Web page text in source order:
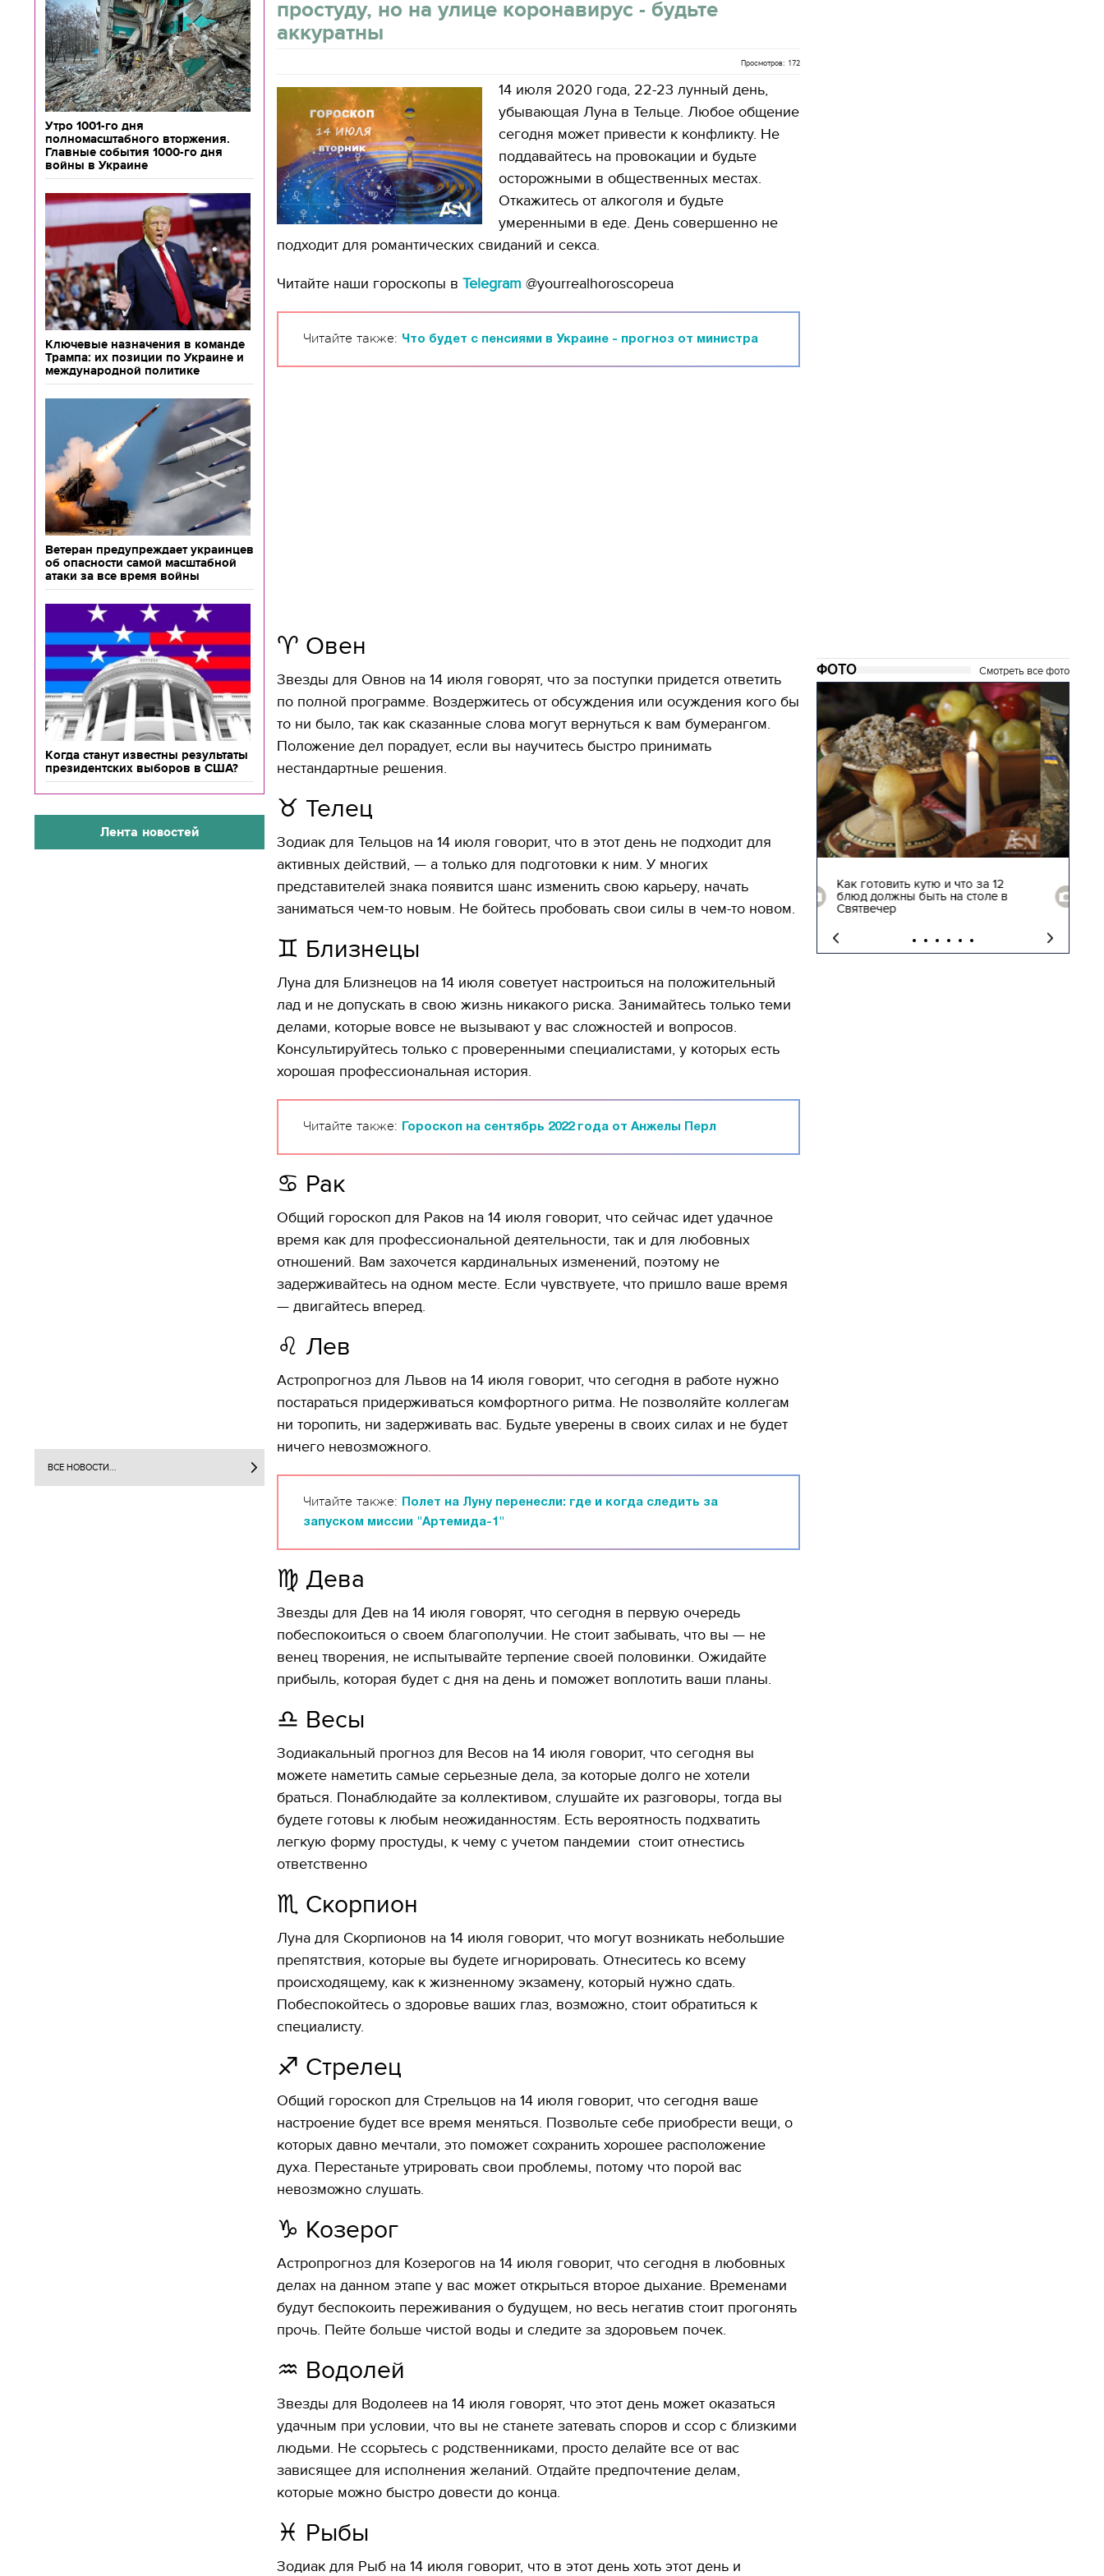
Утро 1001-го дня
полномасштабного вторжения.
Главные события 1000-го дня
войны в Украине
Ключевые назначения в команде
Трампа: их позиции по Украине и
международной политике
Ветеран предупреждает украинцев
об опасности самой масштабной
атаки за все время войны
Когда станут известны результаты
президентских выборов в США?
Лента новостей
ВСЕ НОВОСТИ...
простуду, но на улице коронавирус - будьте
аккуратны
Просмотров: 172
14 июля 2020 года, 22-23 лунный день,
убывающая Луна в Тельце. Любое общение
сегодня может привести к конфликту. Не
поддавайтесь на провокации и будьте
осторожными в общественных местах.
Откажитесь от алкоголя и будьте
умеренными в еде. День совершенно не
подходит для романтических свиданий и секса.
Читайте наши гороскопы в Telegram @yourrealhoroscopeua
Читайте также: Что будет с пенсиями в Украине - прогноз от министра
♈️ Овен
Звезды для Овнов на 14 июля говорят, что за поступки придется ответить
по полной программе. Воздержитесь от обсуждения или осуждения кого бы
то ни было, так как сказанные слова могут вернуться к вам бумерангом.
Положение дел порадует, если вы научитесь быстро принимать
нестандартные решения.
♉️ Телец
Зодиак для Тельцов на 14 июля говорит, что в этот день не подходит для
активных действий, — а только для подготовки к ним. У многих
представителей знака появится шанс изменить свою карьеру, начать
заниматься чем-то новым. Не бойтесь пробовать свои силы в чем-то новом.
♊️ Близнецы
Луна для Близнецов на 14 июля советует настроиться на положительный
лад и не допускать в свою жизнь никакого риска. Занимайтесь только теми
делами, которые вовсе не вызывают у вас сложностей и вопросов.
Консультируйтесь только с проверенными специалистами, у которых есть
хорошая профессиональная история.
Читайте также: Гороскоп на сентябрь 2022 года от Анжелы Перл
♋️ Рак
Общий гороскоп для Раков на 14 июля говорит, что сейчас идет удачное
время как для профессиональной деятельности, так и для любовных
отношений. Вам захочется кардинальных изменений, поэтому не
задерживайтесь на одном месте. Если чувствуете, что пришло ваше время
— двигайтесь вперед.
♌️ Лев
Астропрогноз для Львов на 14 июля говорит, что сегодня в работе нужно
постараться придерживаться комфортного ритма. Не позволяйте коллегам
ни торопить, ни задерживать вас. Будьте уверены в своих силах и не будет
ничего невозможного.
Читайте также:
Полет на Луну перенесли: где и когда следить за
запуском миссии "Артемида-1"
♍️ Дева
Звезды для Дев на 14 июля говорят, что сегодня в первую очередь
побеспокоиться о своем благополучии. Не стоит забывать, что вы — не
венец творения, не испытывайте терпение своей половинки. Ожидайте
прибыль, которая будет с дня на день и поможет воплотить ваши планы.
♎️ Весы
Зодиакальный прогноз для Весов на 14 июля говорит, что сегодня вы
можете наметить самые серьезные дела, за которые долго не хотели
браться. Понаблюдайте за коллективом, слушайте их разговоры, тогда вы
будете готовы к любым неожиданностям. Есть вероятность подхватить
легкую форму простуды, к чему с учетом пандемии стоит отнестись
ответственно
♏️ Скорпион
Луна для Скорпионов на 14 июля говорит, что могут возникать небольшие
препятствия, которые вы будете игнорировать. Отнеситесь ко всему
происходящему, как к жизненному экзамену, который нужно сдать.
Побеспокойтесь о здоровье ваших глаз, возможно, стоит обратиться к
специалисту.
♐️ Стрелец
Общий гороскоп для Стрельцов на 14 июля говорит, что сегодня ваше
настроение будет все время меняться. Позвольте себе приобрести вещи, о
которых давно мечтали, это поможет сохранить хорошее расположение
духа. Перестаньте утрировать свои проблемы, потому что порой вас
невозможно слушать.
♑️ Козерог
Астропрогноз для Козерогов на 14 июля говорит, что сегодня в любовных
делах на данном этапе у вас может открыться второе дыхание. Временами
будут беспокоить переживания о будущем, но весь негатив стоит прогонять
прочь. Пейте больше чистой воды и следите за здоровьем почек.
♒️ Водолей
Звезды для Водолеев на 14 июля говорят, что этот день может оказаться
удачным при условии, что вы не станете затевать споров и ссор с близкими
людьми. Не ссорьтесь с родственниками, просто делайте все от вас
зависящее для исполнения желаний. Отдайте предпочтение делам,
которые можно быстро довести до конца.
♓️ Рыбы
Зодиак для Рыб на 14 июля говорит, что в этот день хоть этот день и
ФОТО Смотреть все фото
11.10.2017 | 16:22
Времена Руси: как выглядят
декорации к фильму
"Сторожевая застава"
04.01.2018 | 17:16
Как готовить кутю и что за 12
блюд должны быть на столе в
Святвечер
Возвращение на Родину. Самые
трогательные кадры встречи
освобожденных заложников